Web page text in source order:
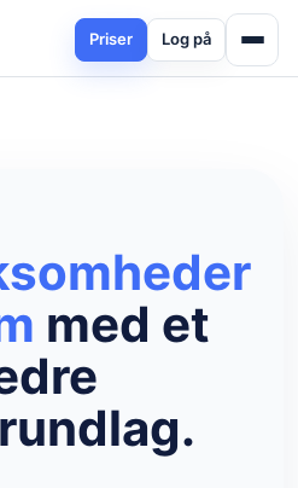
Priser Log på
med et